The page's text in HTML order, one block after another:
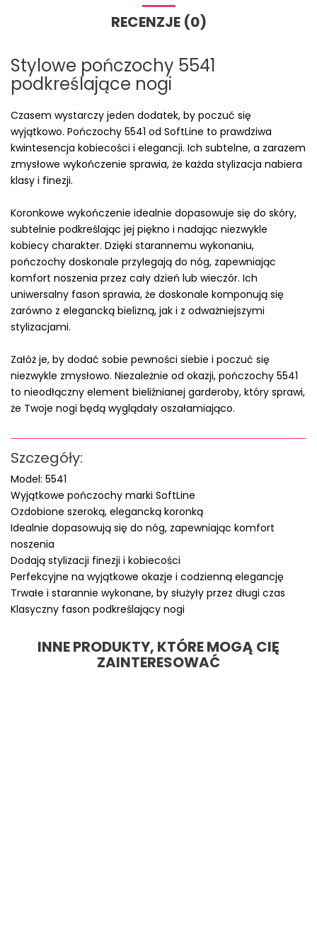
RECENZJE (0)
Stylowe pończochy 5541
podkreślające nogi
Czasem wystarczy jeden dodatek, by poczuć się
wyjątkowo. Pończochy 5541 od SoftLine to prawdziwa
kwintesencja kobiecości i elegancji. Ich subtelne, a zarazem
zmysłowe wykończenie sprawia, że każda stylizacja nabiera
klasy i finezji.
Koronkowe wykończenie idealnie dopasowuje się do skóry,
subtelnie podkreślając jej piękno i nadając niezwykle
kobiecy charakter. Dzięki starannemu wykonaniu,
pończochy doskonale przylegają do nóg, zapewniając
komfort noszenia przez cały dzień lub wieczór. Ich
uniwersalny fason sprawia, że doskonale komponują się
zarówno z elegancką bielizną, jak i z odważniejszymi
stylizacjami.
Załóż je, by dodać sobie pewności siebie i poczuć się
niezwykle zmysłowo. Niezależnie od okazji, pończochy 5541
to nieodłączny element bieliźnianej garderoby, który sprawi,
że Twoje nogi będą wyglądały oszałamiająco.
Szczegóły:
Model: 5541
Wyjątkowe pończochy marki SoftLine
Ozdobione szeroką, elegancką koronką
Idealnie dopasowują się do nóg, zapewniając komfort
noszenia
Dodają stylizacji finezji i kobiecości
Perfekcyjne na wyjątkowe okazje i codzienną elegancję
Trwałe i starannie wykonane, by służyły przez długi czas
Klasyczny fason podkreślający nogi
INNE PRODUKTY, KTÓRE MOGĄ CIĘ
ZAINTERESOWAĆ